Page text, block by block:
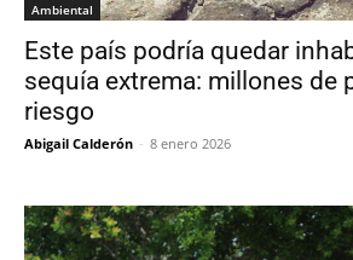
Ambiental
Este país podría quedar
sequía extrema: millones de
riesgo
Abigail Calderón - 8 enero 2026